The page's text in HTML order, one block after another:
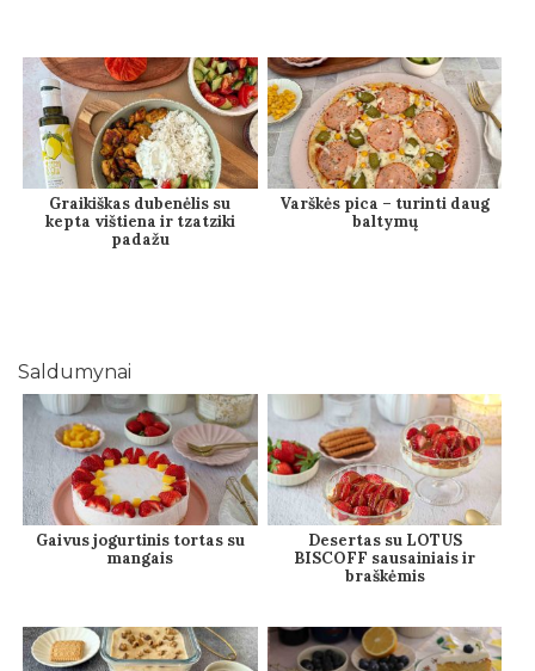
Graikiškas dubenėlis su
kepta vištiena ir tzatziki
padažu
Varškės pica – turinti daug
baltymų
Saldumynai
Gaivus jogurtinis tortas su
mangais
Desertas su LOTUS
BISCOFF sausainiais ir
braškėmis